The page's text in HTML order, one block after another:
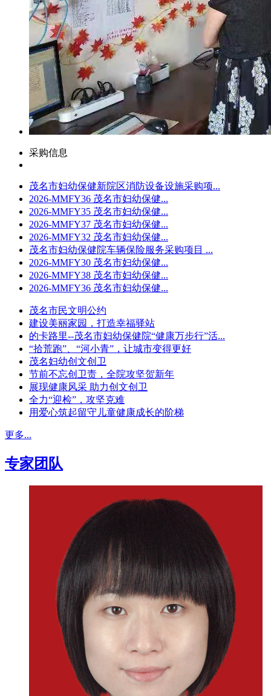
采购信息
茂名市妇幼保健新院区消防设备设施采购项...
2026-MMFY36 茂名市妇幼保健...
2026-MMFY35 茂名市妇幼保健...
2026-MMFY37 茂名市妇幼保健...
2026-MMFY32 茂名市妇幼保健...
茂名市妇幼保健院车辆保险服务采购项目 ...
2026-MMFY30 茂名市妇幼保健...
2026-MMFY38 茂名市妇幼保健...
2026-MMFY36 茂名市妇幼保健...
茂名市民文明公约
建设美丽家园，打造幸福驿站
的卡路里--茂名市妇幼保健院“健康万步行”活...
“拾荒跑”、“河小青”，让城市变得更好
茂名妇幼创文创卫
节前不忘创卫责，全院攻坚贺新年
展现健康风采 助力创文创卫
全力“迎检”，攻坚克难
用爱心筑起留守儿童健康成长的阶梯
更多...
专家团队